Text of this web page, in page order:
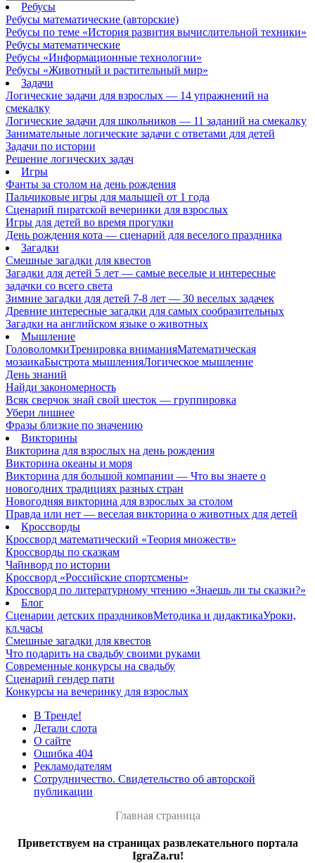
Ребусы
Ребусы математические (авторские)
Ребусы по теме «История развития вычислительной техники»
Ребусы математические
Ребусы «Информационные технологии»
Ребусы «Животный и растительный мир»
Задачи
Логические задачи для взрослых — 14 упражнений на
смекалку
Логические задачи для школьников — 11 заданий на смекалку
Занимательные логические задачи с ответами для детей
Задачи по истории
Решение логических задач
Игры
Фанты за столом на день рождения
Пальчиковые игры для малышей от 1 года
Сценарий пиратской вечеринки для взрослых
Игры для детей во время прогулки
День рождения кота — сценарий для веселого праздника
Загадки
Смешные загадки для квестов
Загадки для детей 5 лет — самые веселые и интересные
задачки со всего света
Зимние загадки для детей 7-8 лет — 30 веселых задачек
Древние интересные загадки для самых сообразительных
Загадки на английском языке о животных
Мышление
ГоловоломкиТренировка вниманияМатематическая
мозаикаБыстрота мышленияЛогическое мышление
День знаний
Найди закономерность
Всяк сверчок знай свой шесток — группировка
Убери лишнее
Фразы близкие по значению
Викторины
Викторина для взрослых на день рождения
Викторина океаны и моря
Викторина для большой компании — Что вы знаете о
новогодних традициях разных стран
Новогодняя викторина для взрослых за столом
Правда или нет — веселая викторина о животных для детей
Кроссворды
Кроссворд математический «Теория множеств»
Кроссворды по сказкам
Чайнворд по истории
Кроссворд «Российские спортсмены»
Кроссворд по литературному чтению «Знаешь ли ты сказки?»
Блог
Сценарии детских праздниковМетодика и дидактикаУроки,
кл.часы
Смешные загадки для квестов
Что подарить на свадьбу своими руками
Современные конкурсы на свадьбу
Сценарий гендер пати
Конкурсы на вечеринку для взрослых
В Тренде!
Детали слота
О сайте
Ошибка 404
Рекламодателям
Сотрудничество. Свидетельство об авторской
публикации
Главная страница
Приветствуем на страницах развлекательного портала
IgraZa.ru!